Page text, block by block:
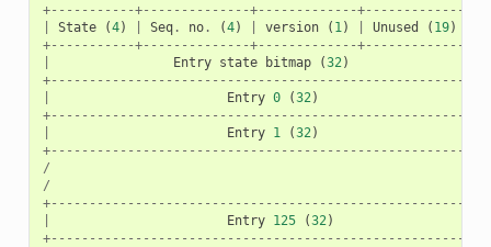
+-----------+--------------+-------------
State (4) Seq. no. (4) version ( 1) Unused ( 19)
+-----------+--------------+-------------
Entry state bitmap (32)
Entry 0 (32)
Entry 1 (32)
/
/
Entry 125 (32)